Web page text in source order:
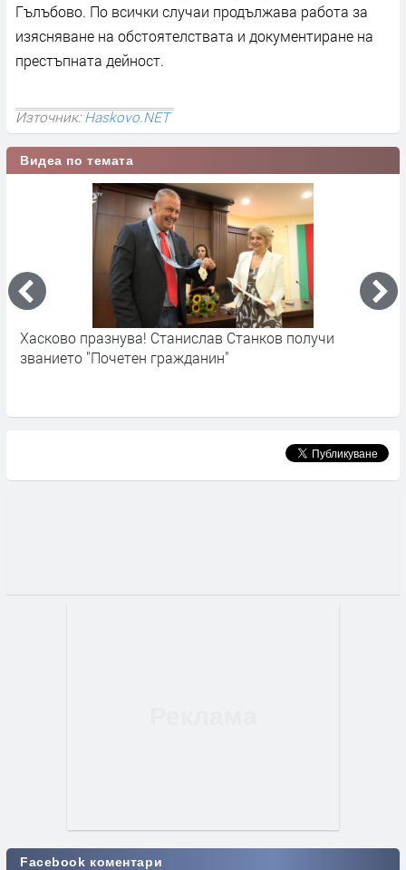
Гълъбово. По всички случаи продължава работа за
изясняване на обстоятелствата и документиране на
престъпната дейност.
Източник:Haskovo.NET
Видеа по темата
Хасково празнува! Станислав Станков получи
званието "Почетен гражданин"
Facebook коментари